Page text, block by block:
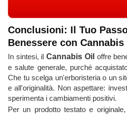
Conclusioni: Il Tuo
Benessere con Cannabis
In sintesi, ilCannabis Oil offre
e salute generale, purché
Che tu scelga un'erboristeria o un
e all'originalità. Non aspettare:
sperimenta i cambiamenti positivi.
Per un prodotto testato e